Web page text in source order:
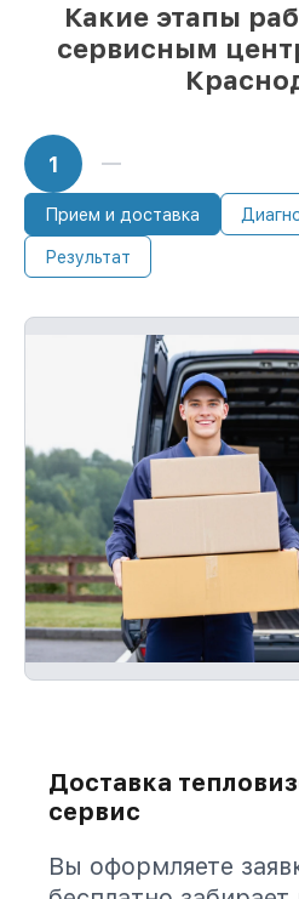
Какие этапы
сервисным
1
Прием и доставка
Результат
Доставка
сервис
Вы оформляете